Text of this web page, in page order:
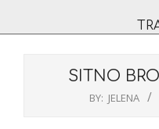
SITNO
BY: JELENA